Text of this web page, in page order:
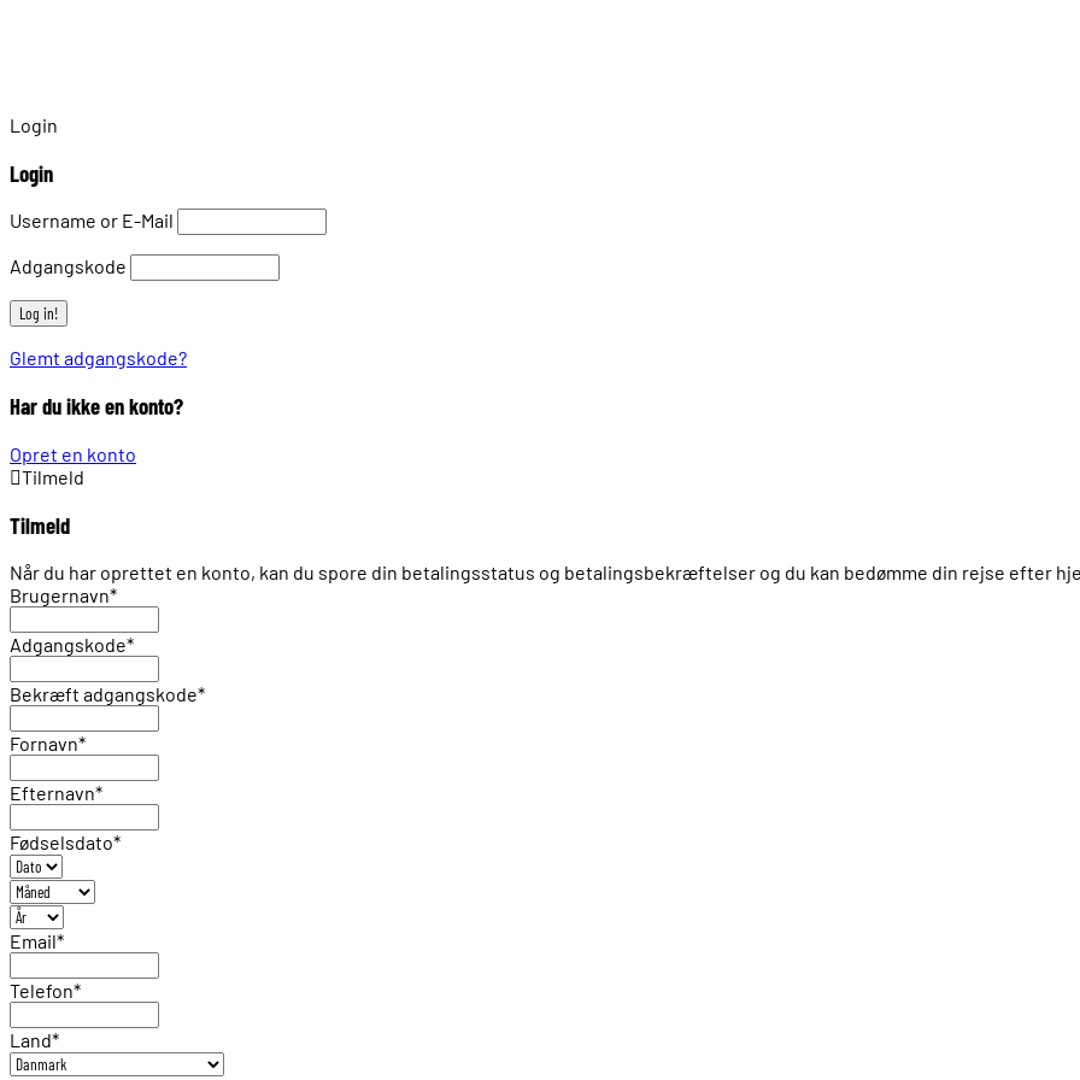
Login
Login
Username or E-Mail
Adgangskode
Glemt adgangskode?
Har du ikke en konto?
Opret en konto
Tilmeld
Tilmeld
Når du har oprettet en konto, kan du spore din betalingsstatus og betalingsbekræftelser og du kan bedømme din rejse efter
Brugernavn*
Adgangskode*
Bekræft adgangskode*
Fornavn*
Efternavn*
Fødselsdato*
Email*
Telefon*
Land*